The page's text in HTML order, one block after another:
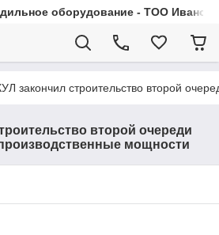
оборудование - ТОО
закончил строительство второй
второй очереди
мощности